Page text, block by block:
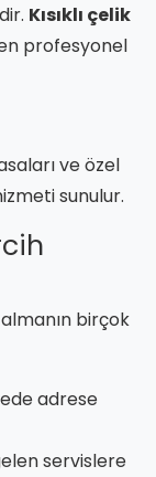
Kısıklı çelik
profesyonel
ve özel
sunulur.
birçok
adrese
servislere